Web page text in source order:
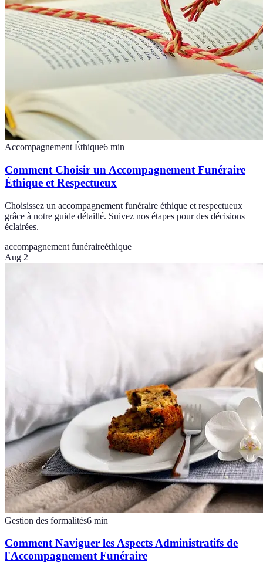
Accompagnement Éthique6 min
Comment Choisir un Accompagnement Funéraire
Éthique et Respectueux
Choisissez un accompagnement funéraire éthique et respectueux
grâce à notre guide détaillé. Suivez nos étapes pour des décisions
éclairées.
accompagnement funéraireéthique
Aug 2
Gestion des formalités6 min
Comment Naviguer les Aspects Administratifs de
l'Accompagnement Funéraire